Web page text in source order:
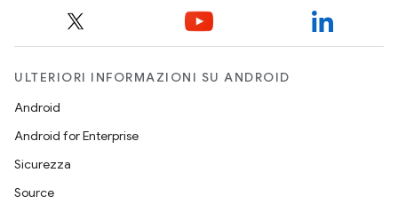
ULTERIORI INFORMAZIONI SU ANDROID
Android
Android for Enterprise
Sicurezza
Source